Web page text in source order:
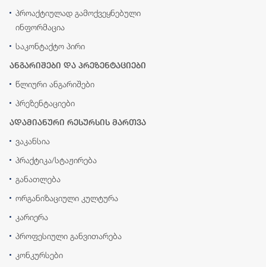
პროაქტიულად გამოქვეყნებული
ინფორმაცია
საკონტაქტო პირი
ანგარიშები და პრეზენტაციები
წლიური ანგარიშები
პრეზენტაციები
ადამიანური რესურსის მართვა
ვაკანსია
პრაქტიკა/სტაჟირება
განათლება
ორგანიზაციული კულტურა
კარიერა
პროფესიული განვითარება
კონკურსები